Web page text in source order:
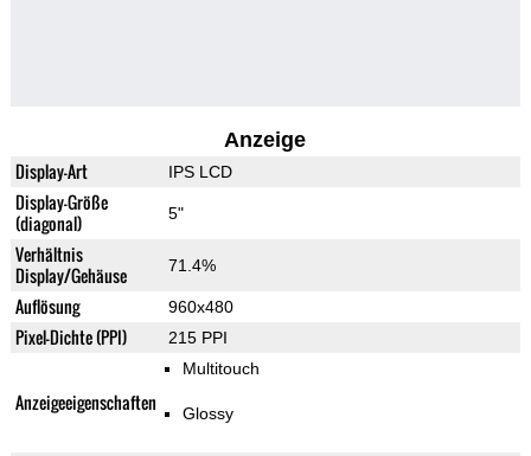
Anzeige
Display-Art IPS LCD
Display-Größe
(diagonal)
5"
Verhältnis
Display/Gehäuse
71.4%
Auflösung 960x480
Pixel-Dichte (PPI) 215 PPI
Anzeigeeigenschaften
Multitouch
Glossy